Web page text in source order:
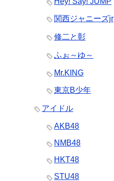
関西ジャニーズjr
修二と彰
ふぉ～ゆ～
Mr.KING
東京B少年
アイドル
AKB48
NMB48
HKT48
STU48